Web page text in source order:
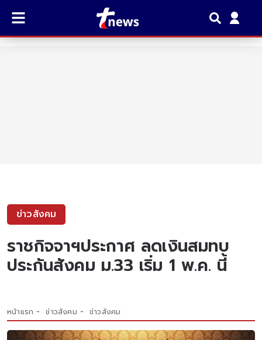
ข่าวสังคม
ราชกิจจาฯประกาศ ลดเงินสมทบ
ประกันสังคม ม.33 เริ่ม 1 พ.ค. นี้
หน้าแรก ข่าวสังคม ข่าวสังคม